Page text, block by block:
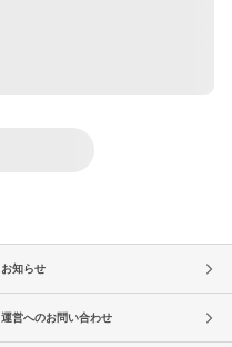
お知らせ
運営へのお問い合わせ